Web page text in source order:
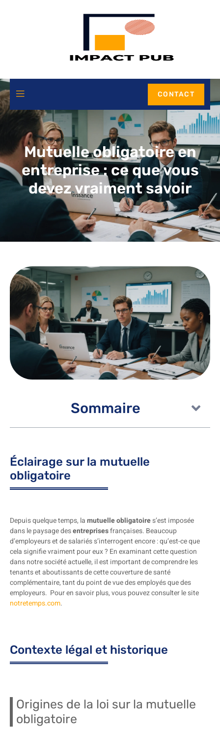
CONTACT
Mutuelle obligatoire en
entreprise : ce que vous
devez vraiment savoir
Sommaire
Éclairage sur la mutuelle
obligatoire
Depuis quelque temps, lamutuelle obligatoires’est imposée
dans le paysage desentreprisesfrançaises. Beaucoup
d’employeurs et de salariés s’interrogent encore : qu’est-ce que
cela signifie vraiment pour eux ? En examinant cette question
dans notre société actuelle, il est important de comprendre les
tenants et aboutissants de cette couverture de santé
complémentaire, tant du point de vue des employés que des
employeurs. Pour en savoir plus, vous pouvez consulter le site
notretemps.com.
Contexte légal et historique
Origines de la loi sur la mutuelle
obligatoire